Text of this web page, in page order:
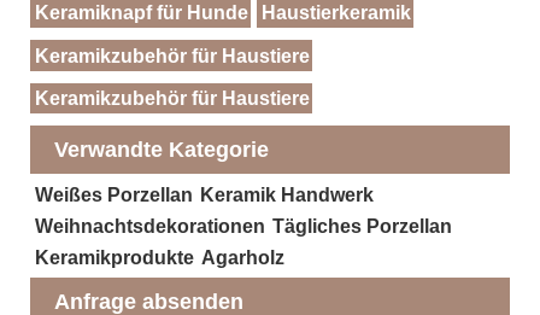
Keramiknapf für Hunde Haustierkeramik
Keramikzubehör für Haustiere
Keramikzubehör für Haustiere
Verwandte Kategorie
Weißes Porzellan Keramik Handwerk
Weihnachtsdekorationen Tägliches Porzellan
Keramikprodukte Agarholz
Anfrage absenden